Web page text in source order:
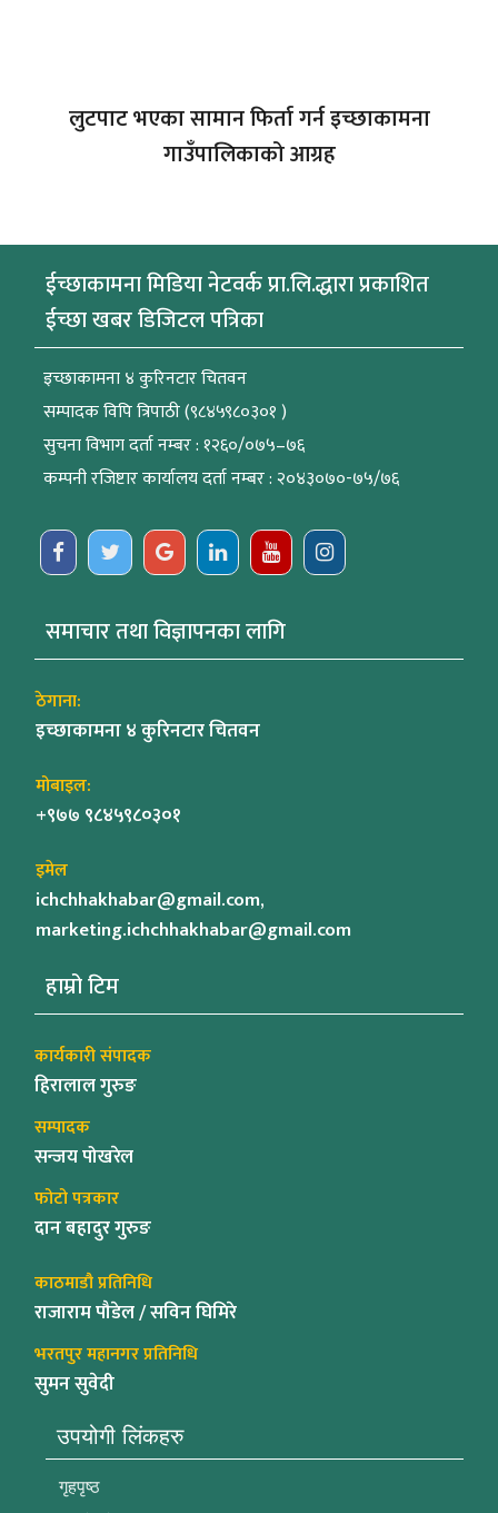
लुटपाट भएका सामान फिर्ता गर्न इच्छाकामना
गाउँपालिकाको आग्रह
ईच्छाकामना मिडिया नेटवर्क प्रा.लि.द्धारा प्रकाशित
ईच्छा खबर डिजिटल पत्रिका
इच्छाकामना ४ कुरिनटार चितवन
सम्पादक विपि त्रिपाठी (९८४५९८०३०१ )
सुचना विभाग दर्ता नम्बर : १२६०/०७५–७६
कम्पनी रजिष्टार कार्यालय दर्ता नम्बर : २०४३०७०-७५/७६
समाचार तथा विज्ञापनका लागि
ठेगाना:
इच्छाकामना ४ कुरिनटार चितवन
मोबाइल:
+९७७ ९८४५९८०३०१
इमेल
ichchhakhabar@gmail.com,
marketing.ichchhakhabar@gmail.com
हाम्रो टिम
कार्यकारी संपादक
हिरालाल गुरुङ
सम्पादक
सन्जय पोखरेल
फोटो पत्रकार
दान बहादुर गुरुङ
काठमाडौ प्रतिनिधि
राजाराम पौडेल / सविन घिमिरे
भरतपुर महानगर प्रतिनिधि
सुमन सुवेदी
उपयोगी लिंकहरु
गृहपृष्ठ